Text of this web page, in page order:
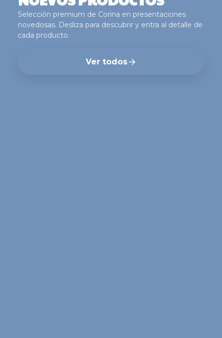
Selección premium de Corina en presentaciones
novedosas. Desliza para descubrir y entra al detalle de
cada producto.
Ver todos